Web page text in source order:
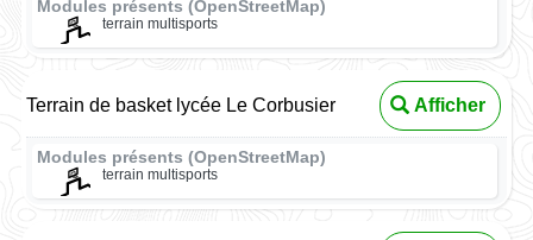
Modules présents (OpenStreetMap)
terrain multisports
Terrain de basket lycée Le Corbusier Afficher
Modules présents (OpenStreetMap)
terrain multisports